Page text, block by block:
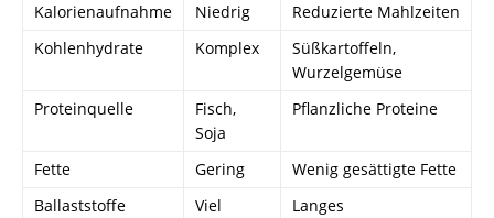
Kalorienaufnahme Niedrig
Reduzierte Mahlzeiten
Kohlenhydrate
Komplex
Süßkartoffeln,
Wurzelgemüse
Proteinquelle
Fisch,
Soja
Pflanzliche Proteine
Fette Gering
Wenig gesättigte Fette
Ballaststoffe
Viel
Langes